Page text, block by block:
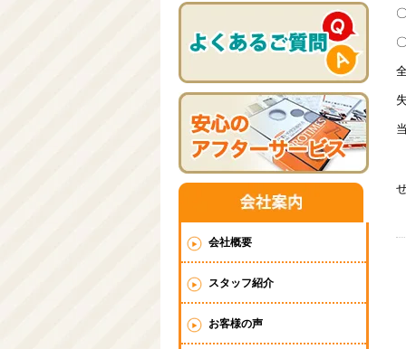
会社概要
スタッフ紹介
お客様の声